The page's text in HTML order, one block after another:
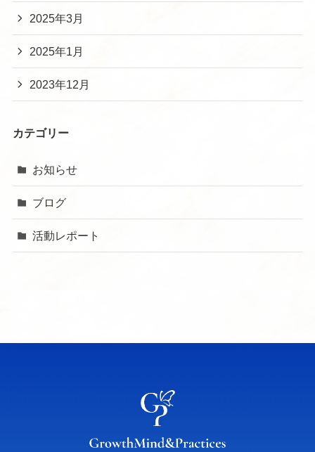
2025年3月
2025年1月
2023年12月
カテゴリー
お知らせ
ブログ
活動レポート